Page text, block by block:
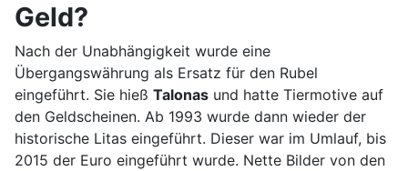
Geld?
Nach der Unabhängigkeit wurde eine
Übergangswährung als Ersatz für den Rubel
eingeführt. Sie hieß Talonas und hatte Tiermotive auf
den Geldscheinen. Ab 1993 wurde dann wieder der
historische Litas eingeführt. Dieser war im Umlauf, bis
2015 der Euro eingeführt wurde. Nette Bilder von den